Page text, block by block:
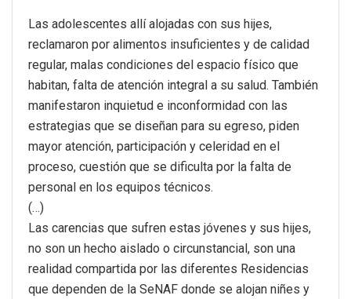
Las adolescentes allí alojadas con sus hijes,
reclamaron por alimentos insuficientes y de calidad
regular, malas condiciones del espacio físico que
habitan, falta de atención integral a su salud. También
manifestaron inquietud e inconformidad con las
estrategias que se diseñan para su egreso, piden
mayor atención, participación y celeridad en el
proceso, cuestión que se dificulta por la falta de
personal en los equipos técnicos.
(…)
Las carencias que sufren estas jóvenes y sus hijes,
no son un hecho aislado o circunstancial, son una
realidad compartida por las diferentes Residencias
que dependen de la SeNAF donde se alojan niñes y